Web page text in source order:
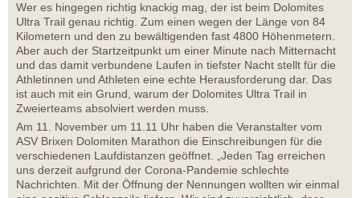
Wer es hingegen richtig knackig mag, der ist beim Dolomites
Ultra Trail genau richtig. Zum einen wegen der Länge von 84
Kilometern und den zu bewältigenden fast 4800 Höhenmetern.
Aber auch der Startzeitpunkt um einer Minute nach Mitternacht
und das damit verbundene Laufen in tiefster Nacht stellt für die
Athletinnen und Athleten eine echte Herausforderung dar. Das
ist auch mit ein Grund, warum der Dolomites Ultra Trail in
Zweierteams absolviert werden muss.
Am 11. November um 11.11 Uhr haben die Veranstalter vom
ASV Brixen Dolomiten Marathon die Einschreibungen für die
verschiedenen Laufdistanzen geöffnet. „Jeden Tag erreichen
uns derzeit aufgrund der Corona-Pandemie schlechte
Nachrichten. Mit der Öffnung der Nennungen wollten wir einmal